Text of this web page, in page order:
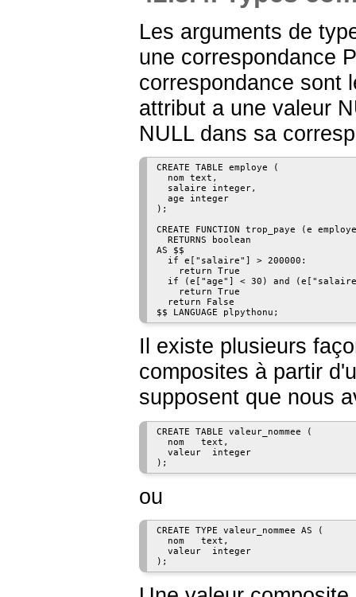
Les arguments de
une correspondance
correspondance sont
attribut a une valeur
NULL dans sa
CREATE TABLE employe (
  nom text,
  salaire integer,
  age integer
);
CREATE FUNCTION trop_paye (e
  RETURNS boolean
AS $$
  if e["salaire"] > 200000:
    return True
if (e["age"] < 30) and
    return True
  return False
Il existe plusieurs
composites à partir
supposent que nous
CREATE TABLE valeur_nommee (
  nom   text,
  valeur  integer
ou
CREATE TYPE valeur_nommee AS (
  nom   text,
  valeur  integer